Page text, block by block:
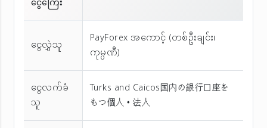
ငွေလွှဲသူ
PayForex အကောင့် (တစ်ဦးချင်း၊
ကုမ္ပဏီ)
ငွေလက်ခံ
သူ
Turks and Caicos国内の銀行口座を
もつ個人・法人